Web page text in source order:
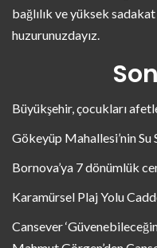
bağlılık ve yüksek
huzurunuzdayız.
Büyükşehir, çocukları
Gökeyüp Mahallesi’nin
Bornova’ya 7 dönümlük
Karamürsel Plaj Yolu
Cansever